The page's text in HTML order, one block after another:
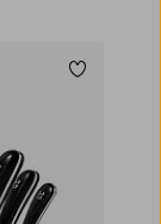
Legg til